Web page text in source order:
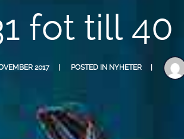
fot till
2017 POSTED IN NYHETER